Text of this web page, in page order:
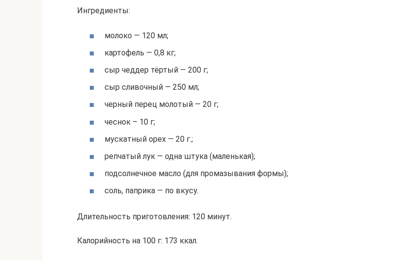
Ингредиенты:
молоко — 120 мл;
картофель — 0,8 кг;
сыр чеддер тёртый — 200 г;
сыр сливочный — 250 мл;
черный перец молотый — 20 г;
чеснок – 10 г;
мускатный орех — 20 г.;
репчатый лук — одна штука (маленькая);
подсолнечное масло (для промазывания формы);
соль, паприка — по вкусу.
Длительность приготовления: 120 минут.
Калорийность на 100 г: 173 ккал.